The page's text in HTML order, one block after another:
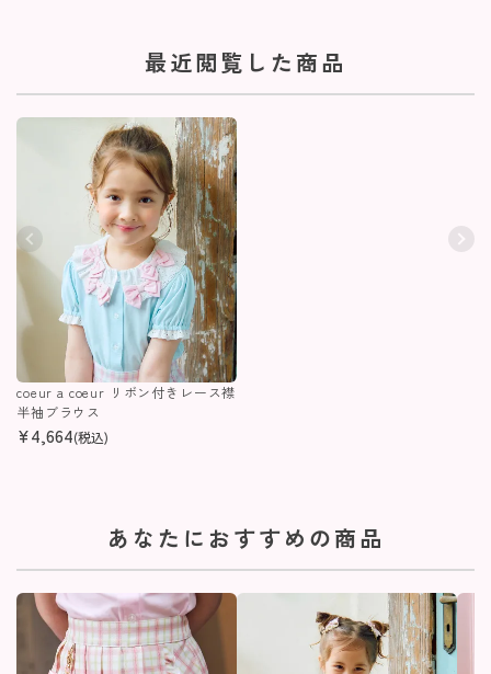
最近閲覧した商品
coeur a coeur リボン付きレース襟
半袖ブラウス
¥4,664(税込)
あなたにおすすめの商品